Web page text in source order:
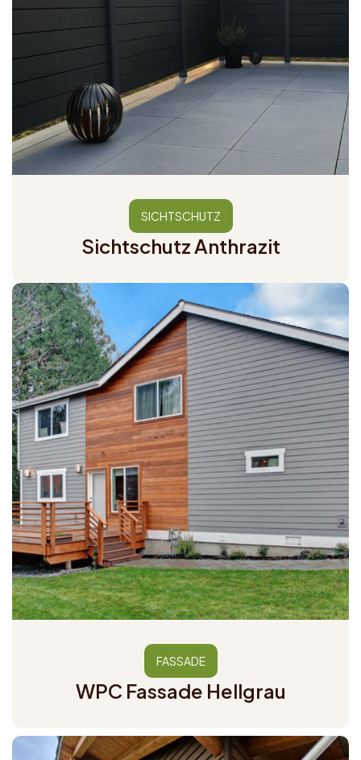
SICHTSCHUTZ
Sichtschutz Anthrazit
FASSADE
WPC Fassade Hellgrau